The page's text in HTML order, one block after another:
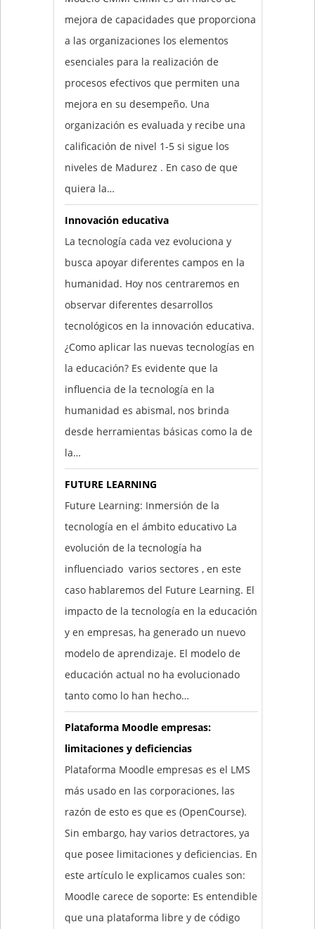
mejora de capacidades que proporciona
a las organizaciones los elementos
esenciales para la realización de
procesos efectivos que permiten una
mejora en su desempeño. Una
organización es evaluada y recibe una
calificación de nivel 1-5 si sigue los
niveles de Madurez . En caso de que
quiera la…
Innovación educativa
La tecnología cada vez evoluciona y
busca apoyar diferentes campos en la
humanidad. Hoy nos centraremos en
observar diferentes desarrollos
tecnológicos en la innovación educativa.
¿Como aplicar las nuevas tecnologías en
la educación? Es evidente que la
influencia de la tecnología en la
humanidad es abismal, nos brinda
desde herramientas básicas como la de
la…
FUTURE LEARNING
Future Learning: Inmersión de la
tecnología en el ámbito educativo La
evolución de la tecnología ha
influenciado varios sectores , en este
caso hablaremos del Future Learning. El
impacto de la tecnología en la educación
y en empresas, ha generado un nuevo
modelo de aprendizaje. El modelo de
educación actual no ha evolucionado
tanto como lo han hecho…
Plataforma Moodle empresas:
limitaciones y deficiencias
Plataforma Moodle empresas es el LMS
más usado en las corporaciones, las
razón de esto es que es (OpenCourse).
Sin embargo, hay varios detractores, ya
que posee limitaciones y deficiencias. En
este artículo le explicamos cuales son:
Moodle carece de soporte: Es entendible
que una plataforma libre y de código